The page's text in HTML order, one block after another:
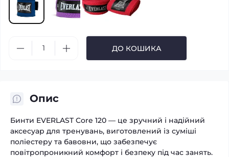
ДО КОШИКА
Опис
Бинти EVERLAST Core 120 — це зручний і надійний
аксесуар для тренувань, виготовлений із суміші
поліестеру та бавовни, що забезпечує
повітропроникний комфорт і безпеку під час занять.